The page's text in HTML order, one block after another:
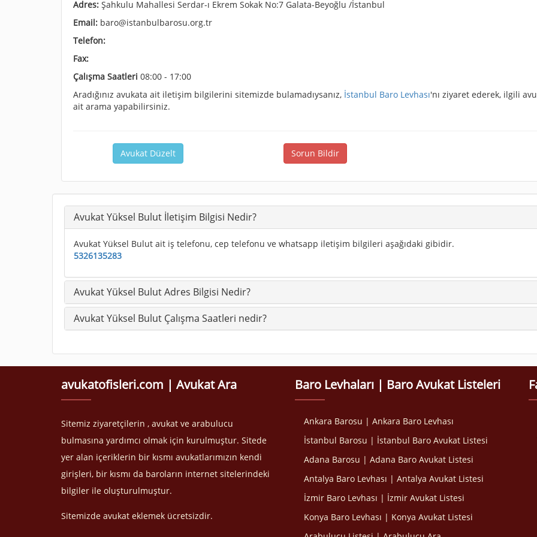
Adres: Şahkulu Mahallesi Serdar-ı Ekrem Sokak No:7 Galata-Beyoğlu /İstanbul
Email: baro@istanbulbarosu.org.tr
Telefon:
Fax:
Çalışma Saatleri 08:00 - 17:00
Aradığınız avukata ait iletişim bilgilerini sitemizde bulamadıysanız, İstanbul Baro Levhası'nı ziyaret ederek, ilgili
ait arama yapabilirsiniz.
Avukat Düzelt Sorun Bildir
Avukat Yüksel Bulut İletişim Bilgisi Nedir?
Avukat Yüksel Bulut ait iş telefonu, cep telefonu ve whatsapp iletişim bilgileri aşağıdaki gibidir.
5326135283
Avukat Yüksel Bulut Adres Bilgisi Nedir?
Avukat Yüksel Bulut Çalışma Saatleri nedir?
avukatofisleri.com | Avukat Ara
Sitemiz ziyaretçilerin , avukat ve arabulucu
bulmasına yardımcı olmak için kurulmuştur. Sitede
yer alan içeriklerin bir kısmı avukatlarımızın kendi
girişleri, bir kısmı da baroların internet sitelerindeki
bilgiler ile oluşturulmuştur.
Sitemizde avukat eklemek ücretsizdir.
Baro Levhaları | Baro Avukat Listeleri
Ankara Barosu | Ankara Baro Levhası
İstanbul Barosu | İstanbul Baro Avukat Listesi
Adana Barosu | Adana Baro Avukat Listesi
Antalya Baro Levhası | Antalya Avukat Listesi
İzmir Baro Levhası | İzmir Avukat Listesi
Konya Baro Levhası | Konya Avukat Listesi